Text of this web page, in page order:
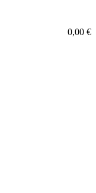
0,00 €